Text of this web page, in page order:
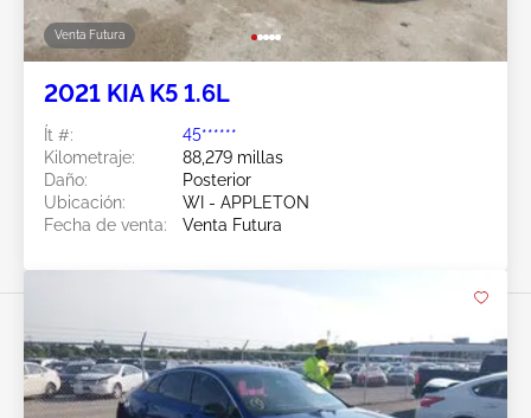
Venta Futura
2021 KIA K5 1.6L
Ít #:
45******
Kilometraje:
88,279 millas
Daño:
Posterior
Ubicación:
WI - APPLETON
Fecha de venta:
Venta Futura